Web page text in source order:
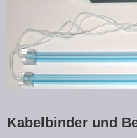
Kabelbinder und